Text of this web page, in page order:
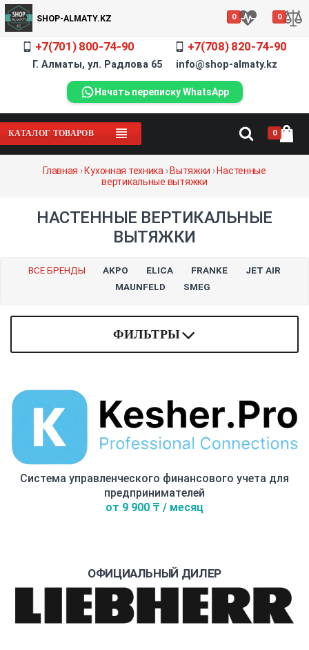
SHOP-ALMATY.KZ 0 0
+7(701) 800-74-90 +7(708) 820-74-90
Г. Алматы, ул. Радлова 65 info@shop-almaty.kz
Начать переписку WhatsApp
КАТАЛОГ ТОВАРОВ 0
Главная ›Кухонная техника ›Вытяжки ›Настенные
вертикальные вытяжки
НАСТЕННЫЕ ВЕРТИКАЛЬНЫЕ
ВЫТЯЖКИ
ВСЕ БРЕНДЫ AKPO ELICA FRANKE
JET AIR
MAUNFELD
SMEG
ФИЛЬТРЫ
Система управленческого финансового учета для
предпринимателей
от 9 900 ₸ / месяц
ОФИЦИАЛЬНЫЙ ДИЛЕР